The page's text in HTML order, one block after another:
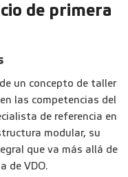
de primera
un concepto de taller
las competencias del
de referencia en
modular, su
que va más allá de
de VDO.